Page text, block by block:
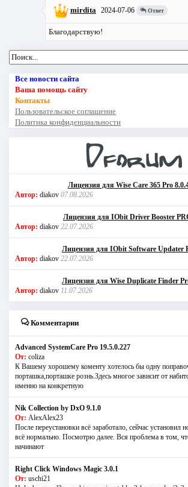
mirdita 2024-07-06 Ответ
Благодарствую!
Все новости сайта
Ваша помощь сайту
Контакты
Пользовательское соглашение
Политика конфиденциальности
Лицензия для Wise Care 365 Pro
Автор: diakov 07.08.2026
Лицензия для IObit Driver Booster
Автор: diakov 22.07.2026
Лицензия для IObit Software Updater
Автор: diakov 22.07.2026
Лицензия для Wise Duplicate Finder
Автор: diakov 11.07.2026
Комментарии
Advanced SystemCare Pro 19.5.0.227
От: coliza
К Вашему хорошему коменту хотелось бы одну
порташка,порташке рознь.Здесь многое зависит от
именно на конкретную
Nik Collection by DxO 9.1.0
От: AlexAlex23
После переустановки всё заработало, сейчас установил
всё нормально. Посмотрю далее. Вся проблема в том,
начинают
Right Click Windows Magic 3.0.1
От: uschi21